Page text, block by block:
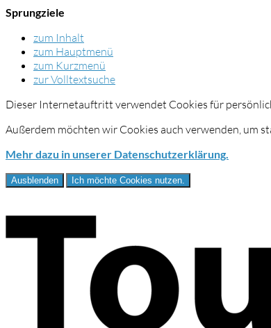
Sprungziele
zum Inhalt
zum Hauptmenü
zum Kurzmenü
zur Volltextsuche
Dieser Internetauftritt verwendet Cookies für
Außerdem möchten wir Cookies auch verwenden, um
Mehr dazu in unserer Datenschutzerklärung.
Ausblenden Ich möchte Cookies nutzen.